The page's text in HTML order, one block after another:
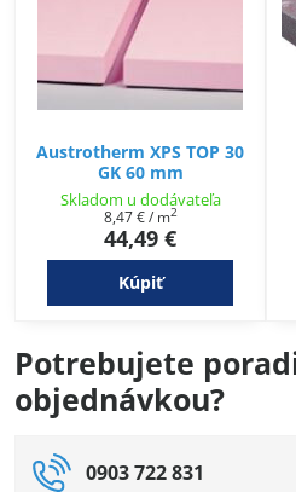
Austrotherm XPS TOP 30
GK 60 mm
Skladom u dodávateľa
44,49 €
8,47 €/ m2
Kúpiť
Potrebujete
objednávkou?
0903 722 831